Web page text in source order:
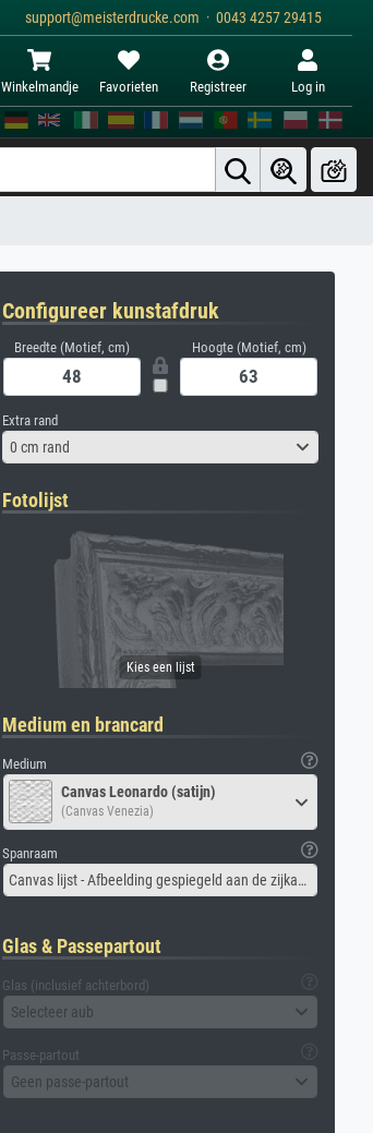
support@meisterdrucke.com · 0043 4257 29415
Winkelmandje Favorieten Registreer Log in
Configureer kunstafdruk
Breedte (Motief, cm) Hoogte (Motief, cm)
Extra rand
0 cm rand
Fotolijst
Medium en brancard
Medium
Canvas Leonardo (satijn)
(Canvas Venezia)
Spanraam
Canvas lijst - Afbeelding gespiegeld aan de zijkant
Glas & Passepartout
Glas (inclusief achterbord)
Selecteer aub
Passe-partout
Geen passe-partout